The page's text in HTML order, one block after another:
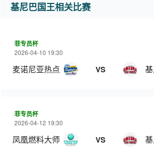
基尼巴国王相关比赛
菲专员杯
2026-04-10 19:30
麦诺尼亚热点 VS
菲专员杯
2026-04-12 19:30
凤凰燃料大师 VS